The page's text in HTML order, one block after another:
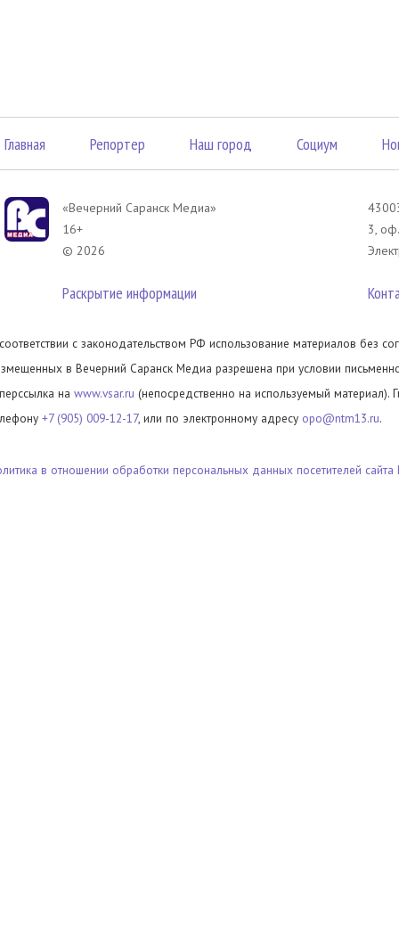
Главная Репортер Наш город Социум
«Вечерний Саранск Mедиа»
16+
© 2026
Раскрытие информации
3,
с законодательством РФ использование материалов без
в Вечерний Саранск Медиа разрешена при условии
на www.vsar.ru (непосредственно на используемый материал).
+7 (905) 009-12-17, или по электронному адресу opo@ntm13.ru.
в отношении обработки персональных данных посетителей